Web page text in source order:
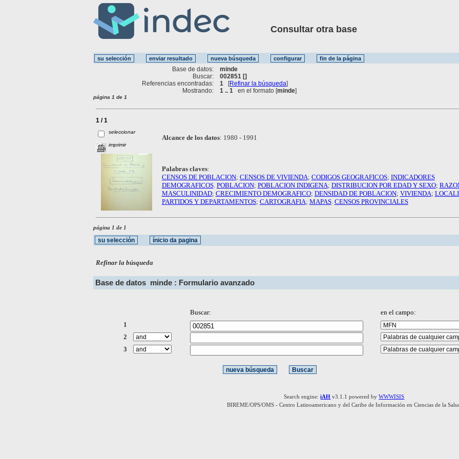
Consultar otra base
Base de datos:
minde
Buscar:
002851 []
Referencias encontradas:
1 [Refinar la búsqueda]
Mostrando:
1 .. 1 en el formato [minde]
página 1 de 1
1 / 1
seleccionar
imprimir
Alcance de los datos: 1980 - 1991
Palabras claves:
CENSOS DE POBLACION; CENSOS DE VIVIENDA; CODIGOS GEOGRAFICOS; INDICADORES
DEMOGRAFICOS. POBLACION; POBLACION INDIGENA; DISTRIBUCION POR EDAD Y SEXO;
MASCULINIDAD; CRECIMIENTO DEMOGRAFICO; DENSIDAD DE POBLACION; VIVIENDA;
PARTIDOS Y DEPARTAMENTOS; CARTOGRAFIA; MAPAS. CENSOS PROVINCIALES
página 1 de 1
Refinar la búsqueda
Base de datos minde : Formulario avanzado
Buscar:
en el campo:
1
2
3
Search engine:iAH v3.1.1 powered byWWWISIS
BIREME/OPS/OMS - Centro Latinoamericano y del Caribe de Información en Ciencias de la